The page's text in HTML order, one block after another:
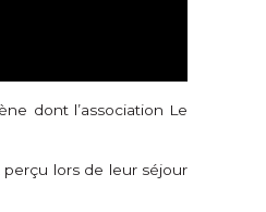
dont l’association Le
lors de leur séjour